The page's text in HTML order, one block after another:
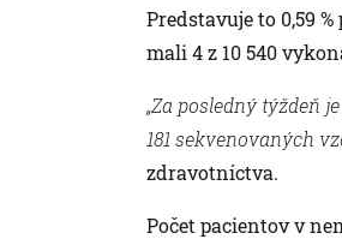
Predstavuje to 0,59
mali 4 z 10 540
„Za posledný týždeň
181 sekvenovaných
zdravotníctva.
Počet pacientov v